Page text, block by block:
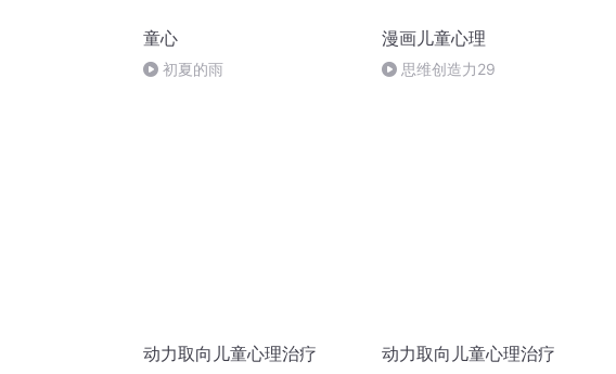
童心
初夏的雨
漫画儿童心理
思维创造力29
动力取向儿童心理治疗 动力取向儿童心理治疗